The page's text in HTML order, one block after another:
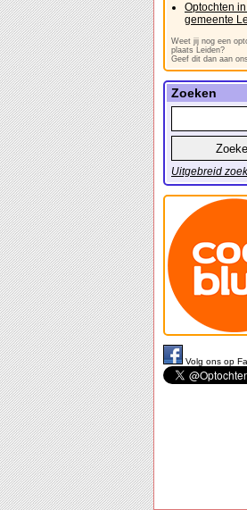
Optochten
gemeente
Weet jij nog een
plaats Leiden?
Geef dit dan aan
Zoeken
Uitgebreid
Volg ons op